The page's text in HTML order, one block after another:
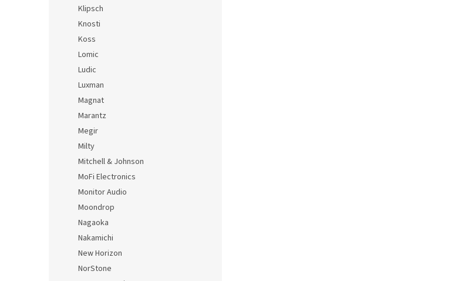
Klipsch
Knosti
Koss
Lomic
Ludic
Luxman
Magnat
Marantz
Megir
Milty
Mitchell & Johnson
MoFi Electronics
Monitor Audio
Moondrop
Nagaoka
Nakamichi
New Horizon
NorStone